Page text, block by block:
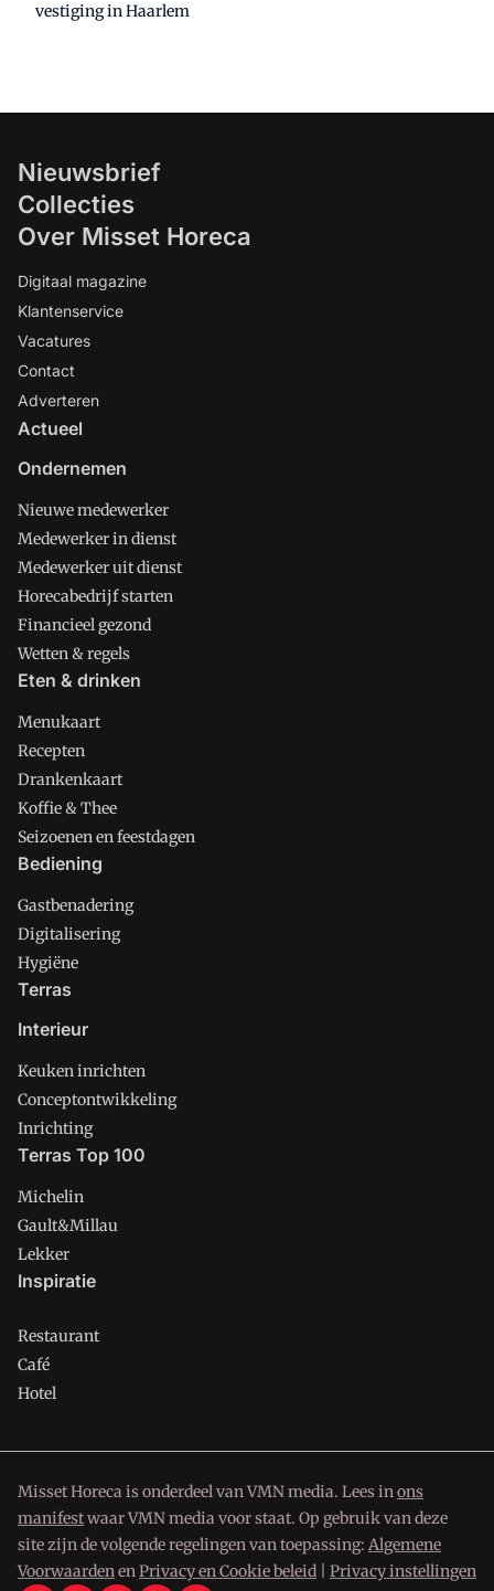
vestiging in Haarlem
Nieuwsbrief
Collecties
Over Misset Horeca
Digitaal magazine
Klantenservice
Vacatures
Contact
Adverteren
Actueel
Ondernemen
Nieuwe medewerker
Medewerker in dienst
Medewerker uit dienst
Horecabedrijf starten
Financieel gezond
Wetten & regels
Eten & drinken
Menukaart
Recepten
Drankenkaart
Koffie & Thee
Seizoenen en feestdagen
Bediening
Gastbenadering
Digitalisering
Hygiëne
Terras
Interieur
Keuken inrichten
Conceptontwikkeling
Inrichting
Terras Top 100
Michelin
Gault&Millau
Lekker
Inspiratie
Restaurant
Café
Hotel
Misset Horeca is onderdeel van VMN media. Lees inons
manifestwaar VMN media voor staat. Op gebruik van deze
site zijn de volgende regelingen van toepassing: Algemene
VoorwaardenenPrivacy en Cookie beleid Privacy instellingen